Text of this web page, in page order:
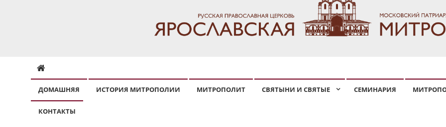
ДОМАШНЯЯ ИСТОРИЯ МИТРОПОЛИИ МИТРОПОЛИТ СВЯТЫНИ И СВЯТЫЕ СЕМИНАРИЯ
КОНТАКТЫ